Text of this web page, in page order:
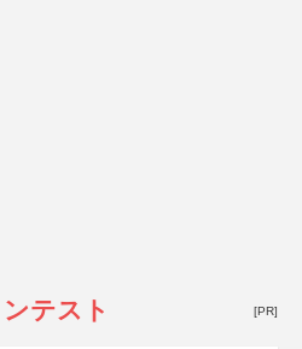
テスト [PR]